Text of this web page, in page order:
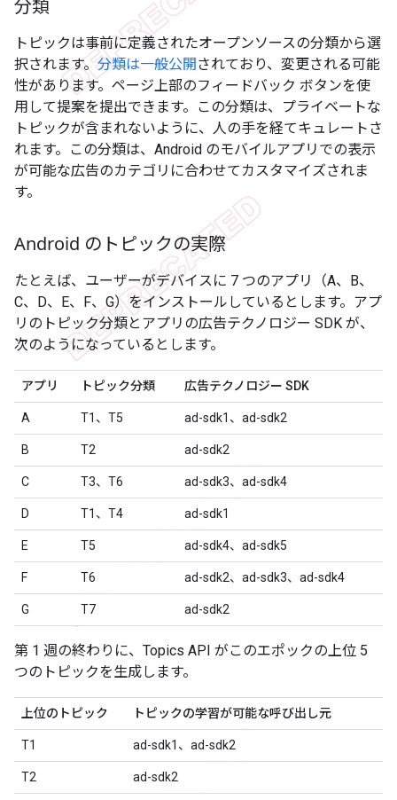
分類
トピックは事前に定義されたオープンソースの分類から選
択されます。分類は一般公開されており、変更される可能
性があります。ページ上部のフィードバック ボタンを使
用して提案を提出できます。この分類は、プライベートな
トピックが含まれないように、人の手を経てキュレートさ
れます。この分類は、Android のモバイルアプリでの表示
が可能な広告のカテゴリに合わせてカスタマイズされま
す。
Android のトピックの実際
たとえば、ユーザーがデバイスに 7 つのアプリ（A、B、
C、D、E、F、G）をインストールしているとします。アプ
リのトピック分類とアプリの広告テクノロジー SDK が、
次のようになっているとします。
アプリ トピック分類 広告テクノロジー SDK
A T1、T5 ad-sdk1、ad-sdk2
B T2 ad-sdk2
C T3、T6 ad-sdk3、ad-sdk4
D T1、T4 ad-sdk1
E T5 ad-sdk4、ad-sdk5
F T6 ad-sdk2、ad-sdk3、ad-sdk4
G T7 ad-sdk2
第 1 週の終わりに、Topics API がこのエポックの上位 5
つのトピックを生成します。
上位のトピック トピックの学習が可能な呼び出し元
T1 ad-sdk1、ad-sdk2
T2 ad-sdk2